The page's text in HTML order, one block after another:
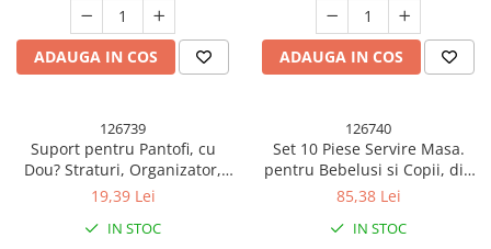
ADAUGA IN COS ADAUGA IN COS
126739
Suport pentru Pantofi, cu
Dou? Straturi, Organizator,
Antiderapant ?i Durabil, In?l?
Verde, 150 g
19,39 Lei
IN STOC
126740
Set 10 Piese Servire Masa.
pentru Bebelusi si Copii, din
Silicon/Lemn, cu Ventuze Anti-
Luni, Model Elefant, Roz
85,38 Lei
IN STOC